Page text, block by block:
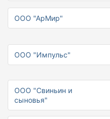
ООО "АрМир"
ООО "Импульс"
ООО "Свиньин и
сыновья"